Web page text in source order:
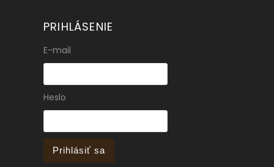
PRIHLÁSENIE
E-mail
Heslo
Prihlásiť sa